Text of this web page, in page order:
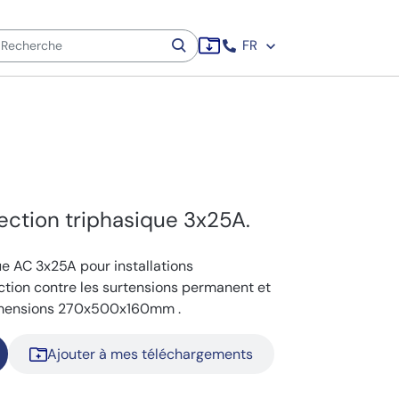
FR
triphasique 3x25A.
AC 3x25A pour installations
contre les surtensions permanent et
270x500x160mm .
Ajouter à mes téléchargements